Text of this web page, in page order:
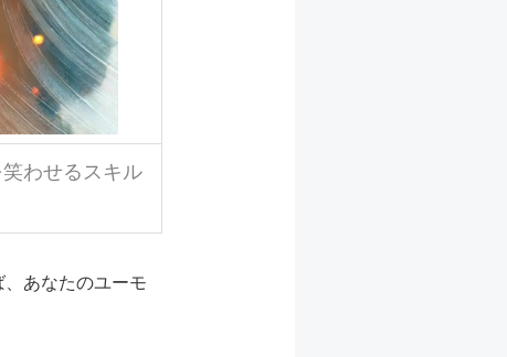
わせるスキル
あなたのユーモ